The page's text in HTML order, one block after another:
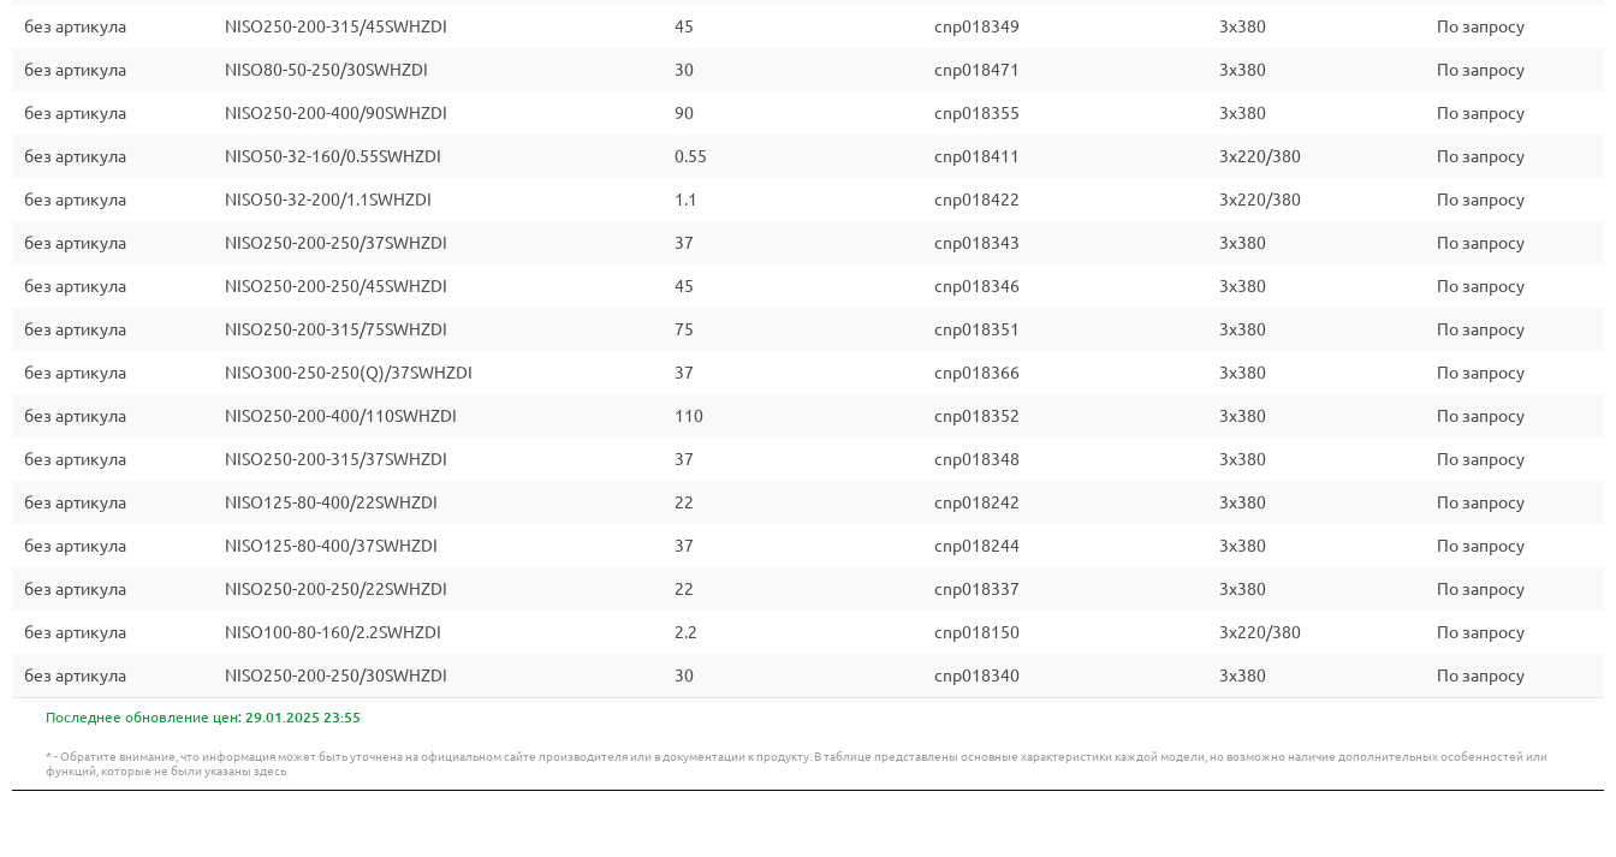
без артикула NISO250-200-315/45SWHZDI 45 cnp018349 3x380 По запросу
без артикула NISO80-50-250/30SWHZDI 30 cnp018471 3x380 По запросу
без артикула NISO250-200-400/90SWHZDI 90 cnp018355 3x380 По запросу
без артикула NISO50-32-160/0.55SWHZDI 0.55 cnp018411 3x220/380 По запросу
без артикула NISO50-32-200/1.1SWHZDI 1.1 cnp018422 3x220/380 По запросу
без артикула NISO250-200-250/37SWHZDI 37 cnp018343 3x380 По запросу
без артикула NISO250-200-250/45SWHZDI 45 cnp018346 3x380 По запросу
без артикула NISO250-200-315/75SWHZDI 75 cnp018351 3x380 По запросу
без артикула NISO300-250-250(Q)/37SWHZDI 37 cnp018366 3x380 По запросу
без артикула NISO250-200-400/110SWHZDI 110 cnp018352 3x380 По запросу
без артикула NISO250-200-315/37SWHZDI 37 cnp018348 3x380 По запросу
без артикула NISO125-80-400/22SWHZDI 22 cnp018242 3x380 По запросу
без артикула NISO125-80-400/37SWHZDI 37 cnp018244 3x380 По запросу
без артикула NISO250-200-250/22SWHZDI 22 cnp018337 3x380 По запросу
без артикула NISO100-80-160/2.2SWHZDI 2.2 cnp018150 3x220/380 По запросу
без артикула NISO250-200-250/30SWHZDI 30 cnp018340 3x380 По запросу
Последнее обновление цен: 29.01.2025 23:55
* - Обратите внимание, что информация может быть уточнена на официальном сайте производителя или в документации к продукту. В таблице представлены основные характеристики каждой модели, но возможно наличие дополнительных особенностей или
функций, которые не были указаны здесь